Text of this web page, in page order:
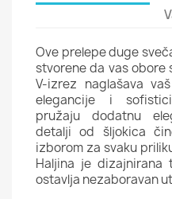
Ove prelepe duge
stvorene da vas obore
V-izrez naglašava
elegancije i
pružaju dodatnu
detalji od šljokica
izborom za svaku
Haljina je
ostavlja nezaboravan